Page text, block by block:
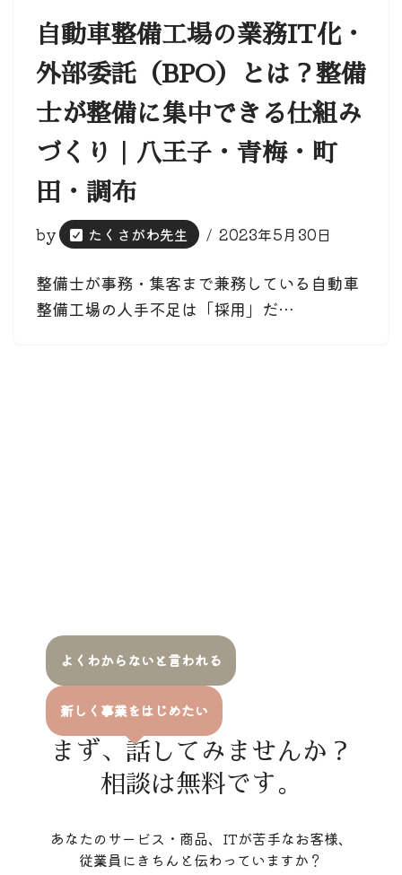
自動車整備工場の業務IT化・
外部委託（BPO）とは？整備
士が整備に集中できる仕組み
づくり｜八王子・青梅・町
田・調布
by たくさがわ先生 2023年5月30日
整備士が事務・集客まで兼務している自動車
整備工場の人手不足は「採用」だ…
よくわからないと言われる
新しく事業をはじめたい
まず、話してみませんか？
相談は無料です。
あなたのサービス・商品、ITが苦手なお客様、
従業員にきちんと伝わっていますか？